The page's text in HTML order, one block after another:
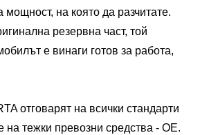
мощност, на която да разчитате.
резервна част, той
е винаги готов за работа,
отговарят на всички стандарти
на тежки превозни средства - OE.​